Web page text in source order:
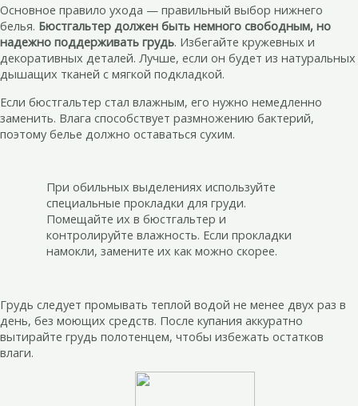
Основное правило ухода — правильный выбор нижнего
белья. Бюстгальтер должен быть немного свободным, но
надежно поддерживать грудь. Избегайте кружевных и
декоративных деталей. Лучше, если он будет из натуральных
дышащих тканей с мягкой подкладкой.
Если бюстгальтер стал влажным, его нужно немедленно
заменить. Влага способствует размножению бактерий,
поэтому белье должно оставаться сухим.
При обильных выделениях используйте
специальные прокладки для груди.
Помещайте их в бюстгальтер и
контролируйте влажность. Если прокладки
намокли, замените их как можно скорее.
Грудь следует промывать теплой водой не менее двух раз в
день, без моющих средств. После купания аккуратно
вытирайте грудь полотенцем, чтобы избежать остатков
влаги.